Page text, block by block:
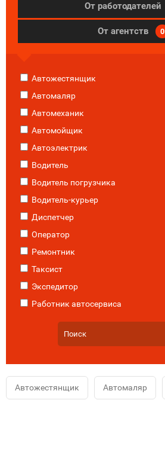
От работодателей
От агентств 0
Автожестянщик
Автомаляр
Автомеханик
Автомойщик
Автоэлектрик
Водитель
Водитель погрузчика
Водитель-курьер
Диспетчер
Оператор
Ремонтник
Таксист
Экспедитор
Работник автосервиса
Автожестянщик Автомаляр